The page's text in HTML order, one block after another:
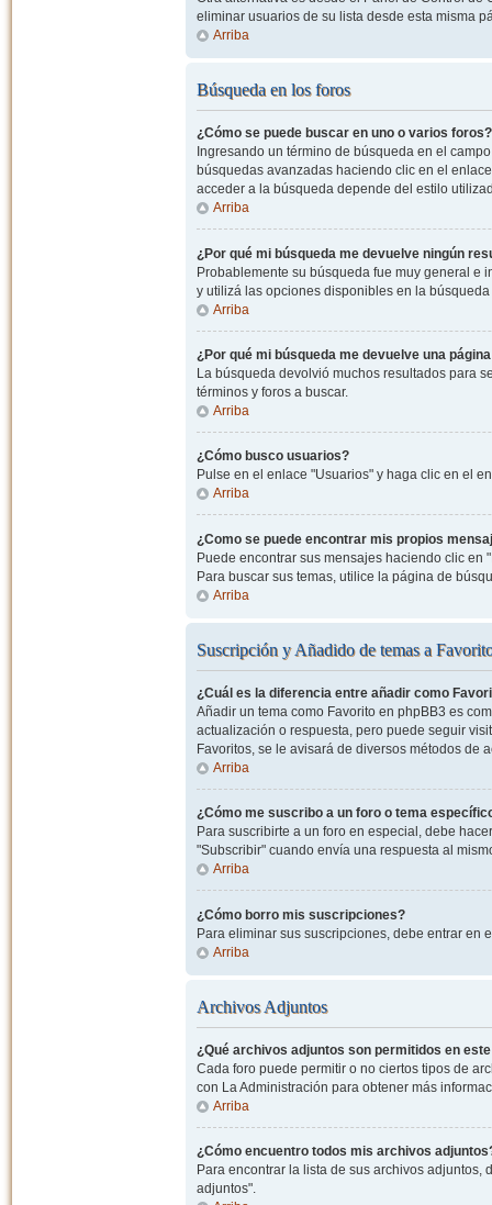
eliminar usuarios de su lista desde esta misma
Arriba
Búsqueda en los foros
¿Cómo se puede buscar en uno o varios foros?
Ingresando un término de búsqueda en el
búsquedas avanzadas haciendo clic en el
acceder a la búsqueda depende del estilo
Arriba
¿Por qué mi búsqueda me devuelve ningún
Probablemente su búsqueda fue muy general e
y utilizá las opciones disponibles en la
Arriba
¿Por qué mi búsqueda me devuelve una
La búsqueda devolvió muchos resultados para
términos y foros a buscar.
Arriba
¿Cómo busco usuarios?
Pulse en el enlace "Usuarios" y haga clic en el
Arriba
¿Como se puede encontrar mis propios
Puede encontrar sus mensajes haciendo clic en
Para buscar sus temas, utilice la página de
Arriba
Suscripción y Añadido de temas a
¿Cuál es la diferencia entre añadir como
Añadir un tema como Favorito en phpBB3 es
actualización o respuesta, pero puede seguir
Favoritos, se le avisará de diversos métodos de
Arriba
¿Cómo me suscribo a un foro o tema
Para suscribirte a un foro en especial, debe
"Subscribir" cuando envía una respuesta al
Arriba
¿Cómo borro mis suscripciones?
Para eliminar sus suscripciones, debe entrar en
Arriba
Archivos Adjuntos
¿Qué archivos adjuntos son permitidos en
Cada foro puede permitir o no ciertos tipos de
con La Administración para obtener más
Arriba
¿Cómo encuentro todos mis archivos
Para encontrar la lista de sus archivos
adjuntos".